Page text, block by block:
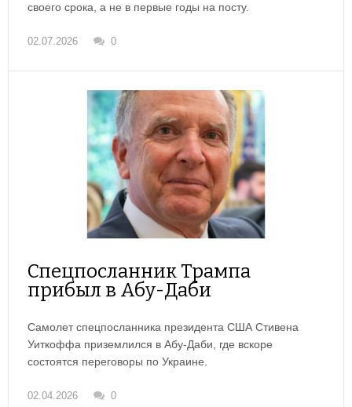
своего срока, а не в первые годы на посту.
02.07.2026 0
Спецпосланник Трампа
прибыл в Абу-Даби
Самолет спецпосланника президента США Стивена
Уиткоффа приземлился в Абу-Даби, где вскоре
состоятся переговоры по Украине.
02.04.2026 0